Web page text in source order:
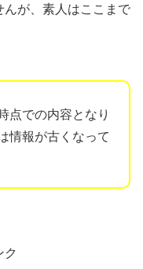
んが、素人はここまで
点での内容となり
情報が古くなって
ク